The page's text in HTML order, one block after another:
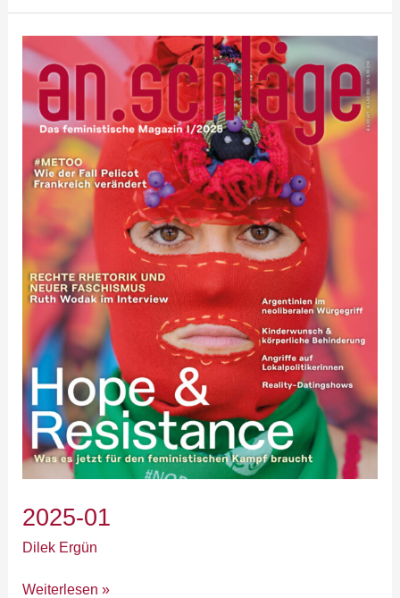
2025-01
Dilek Ergün
2025-
Weiterlesen »